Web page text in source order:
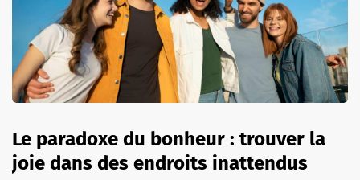
Le paradoxe du bonheur : trouver la
joie dans des endroits inattendus